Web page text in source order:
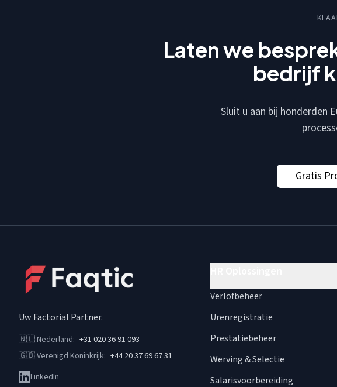
Laten we
bedrijf
Sluit u aan bij honderden
Gratis
Uw Factorial Partner.
🇳🇱Nederland: +31 020 36 91 093
🇬🇧Verenigd Koninkrijk: +44 20 37 69 67 31
LinkedIn
Verlofbeheer
Urenregistratie
Prestatiebeheer
Werving & Selectie
Salarisvoorbereiding